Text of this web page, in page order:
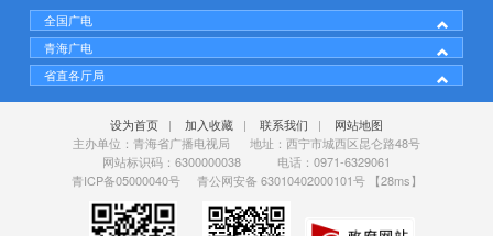
全国广电
青海广电
省直各厅局
设为首页 | 加入收藏 | 联系我们 | 网站地图
主办单位：青海省广播电视局 地址：西宁市城西区昆仑路48号
网站标识码：6300000038 电话：0971-6329061
青ICP备05000040号
青公网安备 63010402000101号【28ms】